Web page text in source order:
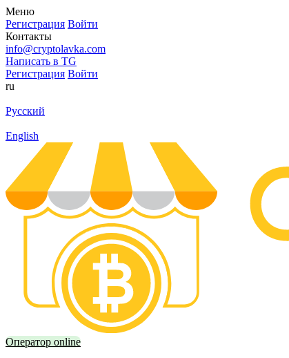
Меню
Регистрация Войти
Контакты
info@cryptolavka.com
Написать в TG
Регистрация Войти
ru
Русский
English
Оператор online